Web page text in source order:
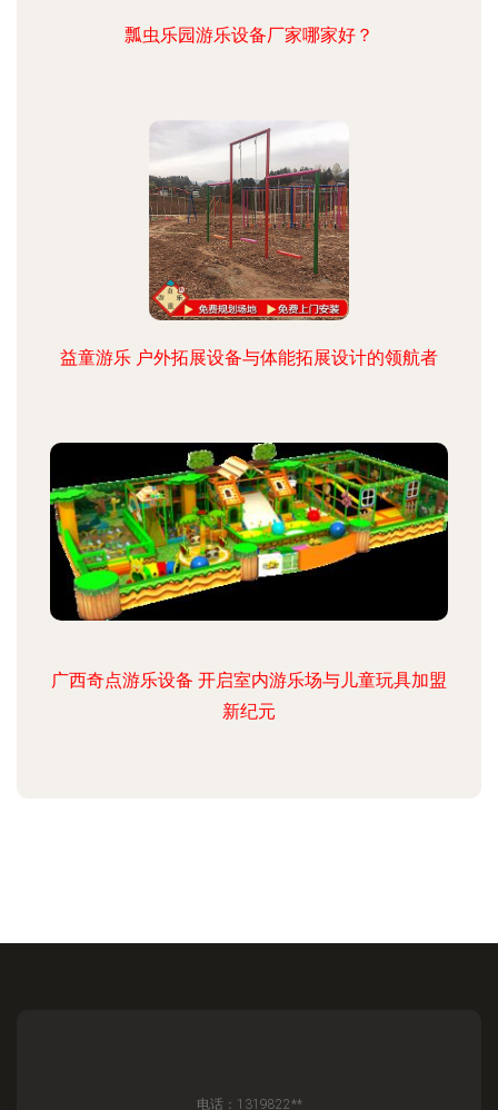
瓢虫乐园游乐设备厂家哪家好？
益童游乐 户外拓展设备与体能拓展设计的领航者
广西奇点游乐设备 开启室内游乐场与儿童玩具加盟
新纪元
电话：1319822**